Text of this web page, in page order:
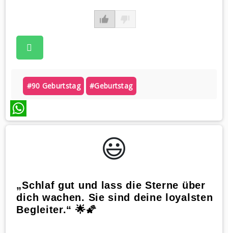
#90 Geburtstag #geburtstag
WhatsApp
😃️
„Schlaf gut und lass die Sterne über
dich wachen. Sie sind deine loyalsten
Begleiter.“ 🌟🌠